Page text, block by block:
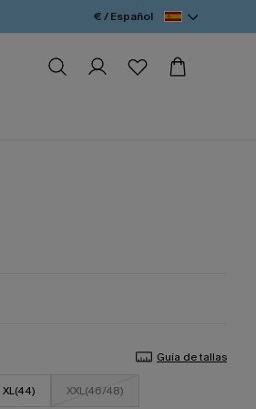
€ / Español
Guía de tallas
XL(44) XXL(46/48)